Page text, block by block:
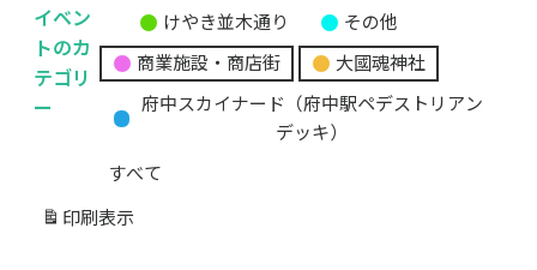
イベン
トのカ
テゴリ
ー
題
カ
ゴ
リ
けやき並木通り
その他
商業施設・商店街
大國魂神社
府中スカイナード（府中駅ペデストリアン
デッキ）
すべて
印刷 表示